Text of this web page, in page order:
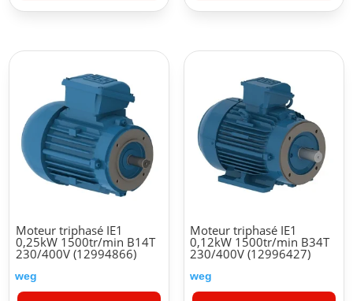
Moteur triphasé IE1
0,25kW 1500tr/min B14T
230/400V (12994866)
weg
Moteur triphasé IE1
0,12kW 1500tr/min B34T
230/400V (12996427)
weg